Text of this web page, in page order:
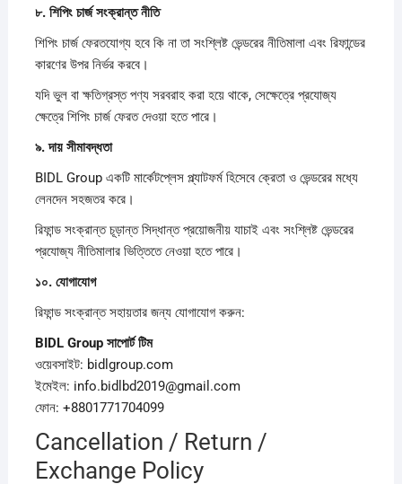
৮. শিপিং চার্জসংক্রান্তনীতি
শিপিং চার্জ ফেরতযোগ্য হবে কি না তা সংশ্লিষ্ট ভেন্ডরের নীতিমালা এবং রিফান্ডের
কারণের উপর নির্ভর করবে।
যদি ভুল বা ক্ষতিগ্রস্ত পণ্য সরবরাহ করা হয়ে থাকে, সেক্ষেত্রে প্রযোজ্য
ক্ষেত্রে শিপিং চার্জ ফেরত দেওয়া হতে পারে।
৯.দায়সীমাবদ্ধতা
BIDL Group একটি মার্কেটপ্লেস প্ল্যাটফর্ম হিসেবে ক্রেতা ও ভেন্ডরের মধ্যে
লেনদেন সহজতর করে।
রিফান্ড সংক্রান্ত চূড়ান্ত সিদ্ধান্ত প্রয়োজনীয় যাচাই এবং সংশ্লিষ্ট ভেন্ডরের
প্রযোজ্য নীতিমালার ভিত্তিতে নেওয়া হতে পারে।
১০. যোগাযোগ
রিফান্ড সংক্রান্ত সহায়তার জন্য যোগাযোগ করুন:
BIDL Group সাপোর্টটিম
ওয়েবসাইট: bidlgroup.com
ইমেইল: info.bidlbd2019@gmail.com
ফোন: +8801771704099
Cancellation / Return /
Exchange Policy